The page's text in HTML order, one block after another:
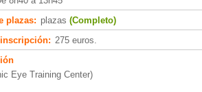
plazas: plazas (Completo)
275 euros.
Eye Training Center)